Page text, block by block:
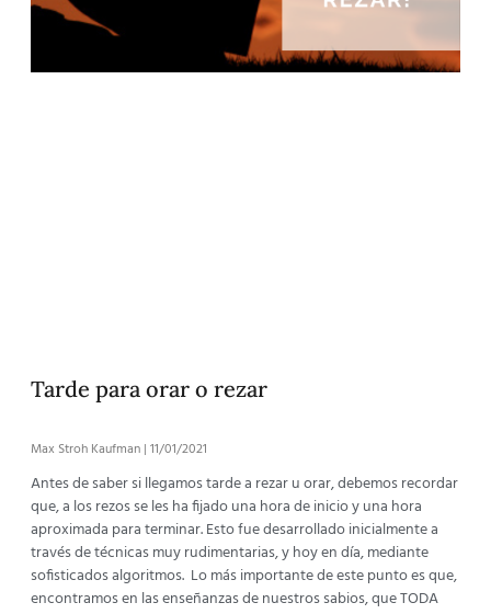
Tarde para orar o rezar
Max Stroh Kaufman 11/01/2021
Antes de saber si llegamos tarde a rezar u orar, debemos recordar
que, a los rezos se les ha fijado una hora de inicio y una hora
aproximada para terminar. Esto fue desarrollado inicialmente a
través de técnicas muy rudimentarias, y hoy en día, mediante
sofisticados algoritmos. Lo más importante de este punto es que,
encontramos en las enseñanzas de nuestros sabios, que TODA